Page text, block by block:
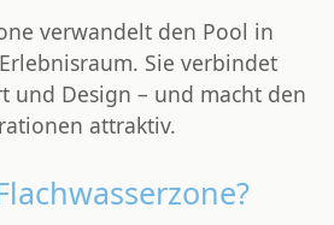
verwandelt den Pool in
Sie verbindet
und Design – und macht den
attraktiv.